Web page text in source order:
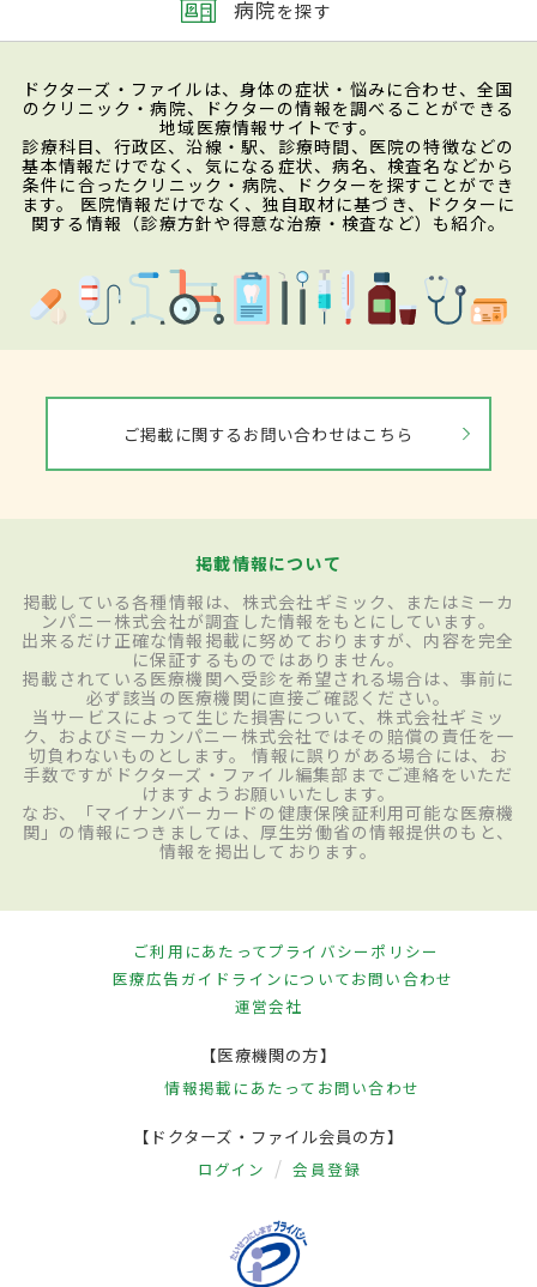
病院を探す
ドクターズ・ファイルは、身体の症状・悩みに合わせ、全国
のクリニック・病院、ドクターの情報を調べることができる
地域医療情報サイトです。
診療科目、行政区、沿線・駅、診療時間、医院の特徴などの
基本情報だけでなく、気になる症状、病名、検査名などから
条件に合ったクリニック・病院、ドクターを探すことができ
ます。 医院情報だけでなく、独自取材に基づき、ドクターに
関する情報（診療方針や得意な治療・検査など）も紹介。
ご掲載に関するお問い合わせはこちら
掲載情報について
掲載している各種情報は、株式会社ギミック、またはミーカ
ンパニー株式会社が調査した情報をもとにしています。
出来るだけ正確な情報掲載に努めておりますが、内容を完全
に保証するものではありません。
掲載されている医療機関へ受診を希望される場合は、事前に
必ず該当の医療機関に直接ご確認ください。
当サービスによって生じた損害について、株式会社ギミッ
ク、およびミーカンパニー株式会社ではその賠償の責任を一
切負わないものとします。 情報に誤りがある場合には、お
手数ですがドクターズ・ファイル編集部までご連絡をいただ
けますようお願いいたします。
なお、「マイナンバーカードの健康保険証利用可能な医療機
関」の情報につきましては、厚生労働省の情報提供のもと、
情報を掲出しております。
ご利用にあたってプライバシーポリシー
医療広告ガイドラインについてお問い合わせ
運営会社
【医療機関の方】
情報掲載にあたって お問い合わせ
【ドクターズ・ファイル会員の方】
ログイン 会員登録